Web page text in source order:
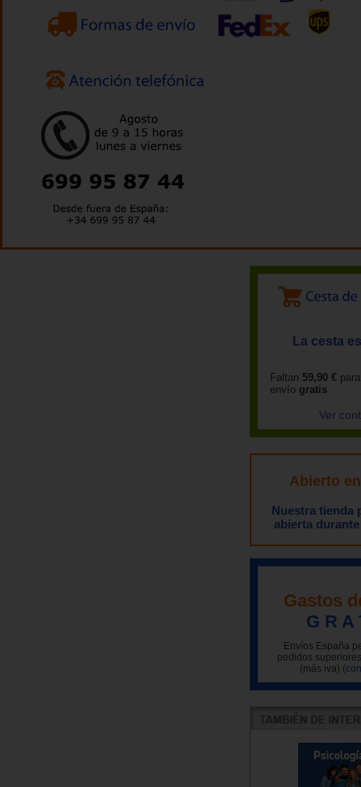
La cesta
Faltan 59,90 €
envío gratis
Ver
Abierto
Nuestra tienda
abierta
Gastos
G R A
Envíos España
pedidos
(más iva)